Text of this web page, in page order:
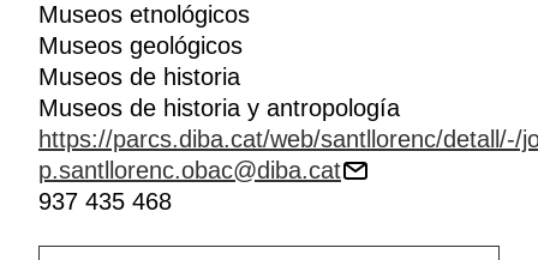
Museos etnológicos
Museos geológicos
Museos de historia
Museos de historia y antropología
https://parcs.diba.cat/web/santllorenc/detall/-/
p.santllorenc.obac@diba.cat
937 435 468